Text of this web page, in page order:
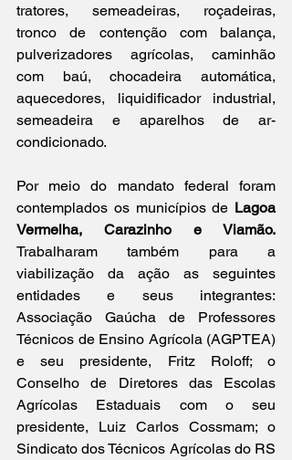
tratores, semeadeiras, roçadeiras,
tronco de contenção com balança,
pulverizadores agrícolas, caminhão
com baú, chocadeira automática,
aquecedores, liquidificador industrial,
semeadeira e aparelhos de ar-
condicionado.
Por meio do mandato federal foram
contemplados os municípios de Lagoa
Vermelha, Carazinho e Viamão.
Trabalharam também para a
viabilização da ação as seguintes
entidades e seus integrantes:
Associação Gaúcha de Professores
Técnicos de Ensino Agrícola (AGPTEA)
e seu presidente, Fritz Roloff; o
Conselho de Diretores das Escolas
Agrícolas Estaduais com o seu
presidente, Luiz Carlos Cossmam; o
Sindicato dos Técnicos Agrícolas do RS